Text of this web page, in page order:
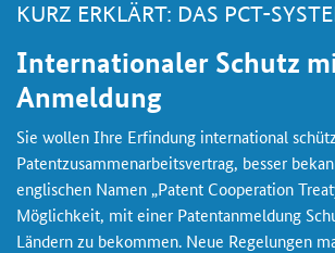
KURZ ERKLÄRT: DAS PCT-
Internationaler Schutz
Anmeldung
Sie wollen Ihre Erfindung international
Patentzusammenarbeitsvertrag, besser
englischen Namen „Patent Cooperation
Möglichkeit, mit einer Patentanmeldung
Ländern zu bekommen. Neue Regelungen